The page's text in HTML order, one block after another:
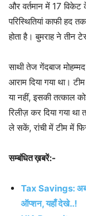
और वर्तमान में 17
परिस्थितियां काफी हद
होता है। बुमराह ने
साथी तेज गेंदबाज
आराम दिया गया था।
या नहीं, इसकी तत्काल
रिलीज़ कर दिया गया
ले सकें, रांची में टीम में
सम्बंधित ख़बरें:-
Tax Savings: अब
ऑप्शन, यहाँ देखे..!